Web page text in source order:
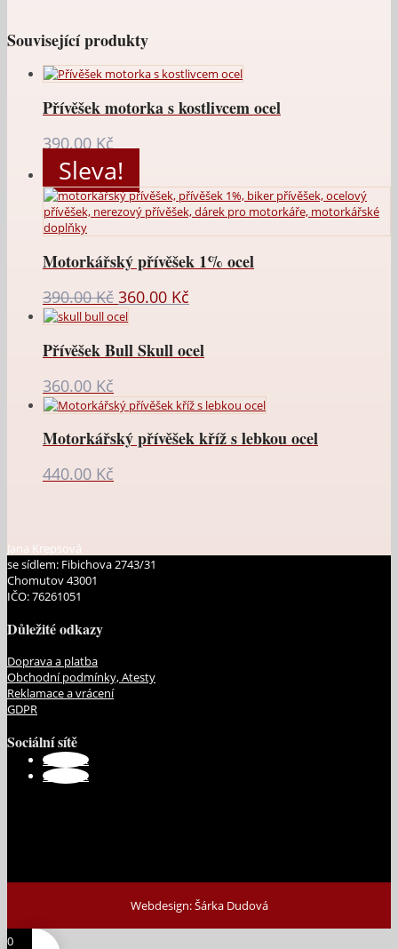
Související produkty
Přívěšek motorka s kostlivcem ocel
390.00 Kč
Sleva!
Motorkářský přívěšek 1% ocel
390.00Kč Původní
cena
390.00 Kč.
360.00 Kč
360.00 Kč.
Přívěšek Bull Skull ocel
360.00 Kč
Motorkářský přívěšek kříž s lebkou ocel
440.00 Kč
Jana Krepsová
se sídlem: Fibichova 2743/31
Chomutov 43001
IČO: 76261051
Důležité odkazy
Doprava a platba
Obchodní podmínky, Atesty
Reklamace a vrácení
GDPR
Sociální sítě
Sledovat
Sledovat
Webdesign: Šárka Dudová
0